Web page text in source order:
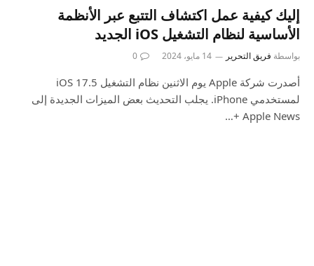
إليك كيفية عمل اكتشاف التتبع عبر الأنظمة
الأساسية لنظام التشغيل iOS الجديد
بواسطة فريق التحرير 14 مايو، 2024 0
أصدرت شركة Apple يوم الاثنين نظام التشغيل iOS 17.5
لمستخدمي iPhone. يجلب التحديث بعض الميزات الجديدة إلى
Apple News +…